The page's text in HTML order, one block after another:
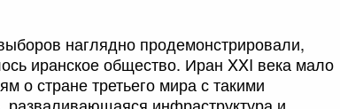
наглядно продемонстрировали,
иранское общество. Иран XXI века мало
о стране третьего мира с такими